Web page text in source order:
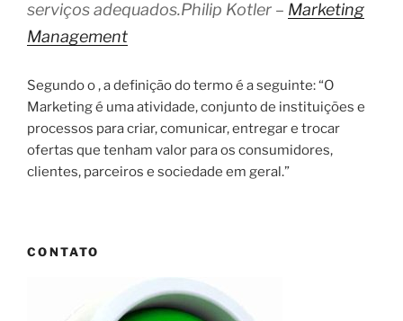
serviços adequados.Philip Kotler – Marketing
Management
Segundo o , a definição do termo é a seguinte: “O
Marketing é uma atividade, conjunto de instituições e
processos para criar, comunicar, entregar e trocar
ofertas que tenham valor para os consumidores,
clientes, parceiros e sociedade em geral.”
CONTATO